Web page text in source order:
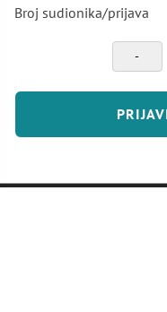
Broj sudionika/prijava